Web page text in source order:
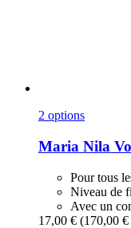
2 options
Maria Nila
Pour tous
Niveau de
Avec un
17,00 € (170,00